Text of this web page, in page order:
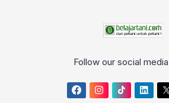
Follow our social media